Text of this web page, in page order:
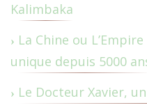
Kalimbaka
La Chine ou
unique depuis 5000
Le Docteur Xavier,